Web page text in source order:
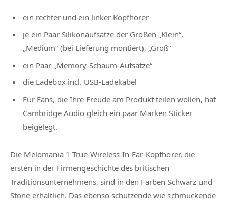
ein rechter und ein linker Kopfhörer
je ein Paar Silikonaufsätze der Größen „Klein“,
„Medium“ (bei Lieferung montiert), „Groß“
ein Paar „Memory-Schaum-Aufsätze“
die Ladebox incl. USB-Ladekabel
Für Fans, die Ihre Freude am Produkt teilen wollen, hat
Cambridge Audio gleich ein paar Marken Sticker
beigelegt.
Die Melomania 1 True-Wireless-In-Ear-Kopfhörer, die
ersten in der Firmengeschichte des britischen
Traditionsunternehmens, sind in den Farben Schwarz und
Stone erhältlich. Das ebenso schützende wie schmückende